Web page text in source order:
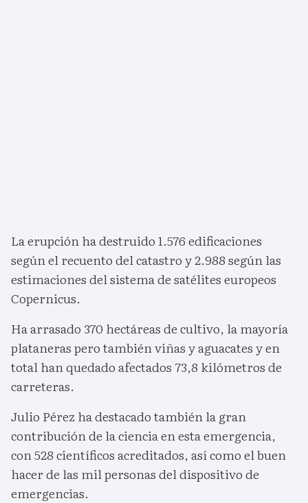
La erupción ha destruido 1.576 edificaciones
según el recuento del catastro y 2.988 según las
estimaciones del sistema de satélites europeos
Copernicus.
Ha arrasado 370 hectáreas de cultivo, la mayoría
plataneras pero también viñas y aguacates y en
total han quedado afectados 73,8 kilómetros de
carreteras.
Julio Pérez ha destacado también la gran
contribución de la ciencia en esta emergencia,
con 528 científicos acreditados, así como el buen
hacer de las mil personas del dispositivo de
emergencias.